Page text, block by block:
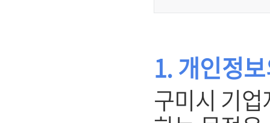
1. 개인정
구미시 기